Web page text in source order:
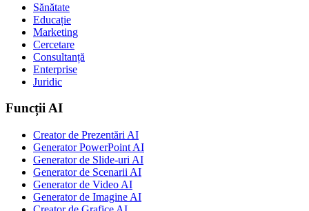
Sănătate
Educație
Marketing
Cercetare
Consultanță
Enterprise
Juridic
Funcții AI
Creator de Prezentări AI
Generator PowerPoint AI
Generator de Slide-uri AI
Generator de Scenarii AI
Generator de Video AI
Generator de Imagine AI